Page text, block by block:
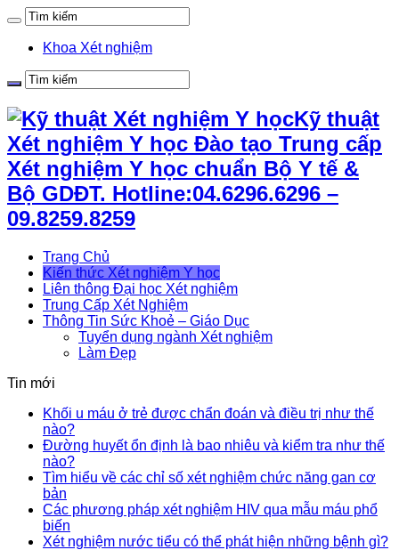
Khoa Xét nghiệm
Kỹ thuật
Xét nghiệm Y học Đào tạo Trung cấp
Xét nghiệm Y học chuẩn Bộ Y tế &
Bộ GDĐT. Hotline:04.6296.6296 –
09.8259.8259
Trang Chủ
Kiến thức Xét nghiệm Y học
Liên thông Đại học Xét nghiệm
Trung Cấp Xét Nghiệm
Thông Tin Sức Khoẻ – Giáo Dục
Tuyển dụng ngành Xét nghiệm
Làm Đẹp
Tin mới
Khối u máu ở trẻ được chẩn đoán và điều trị như thế
nào?
Đường huyết ổn định là bao nhiêu và kiểm tra như thế
nào?
Tìm hiểu về các chỉ số xét nghiệm chức năng gan cơ
bản
Các phương pháp xét nghiệm HIV qua mẫu máu phổ
biến
Xét nghiệm nước tiểu có thể phát hiện những bệnh gì?